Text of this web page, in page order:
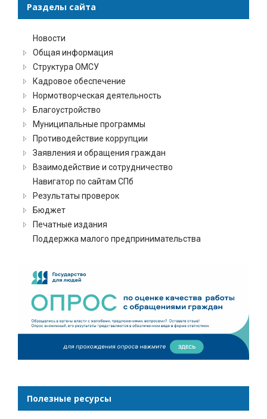
Разделы сайта
Новости
Общая информация
Структура ОМСУ
Кадровое обеспечение
Нормотворческая деятельность
Благоустройство
Муниципальные программы
Противодействие коррупции
Заявления и обращения граждан
Взаимодействие и сотрудничество
Навигатор по сайтам СПб
Результаты проверок
Бюджет
Печатные издания
Поддержка малого предпринимательства
Полезные ресурсы